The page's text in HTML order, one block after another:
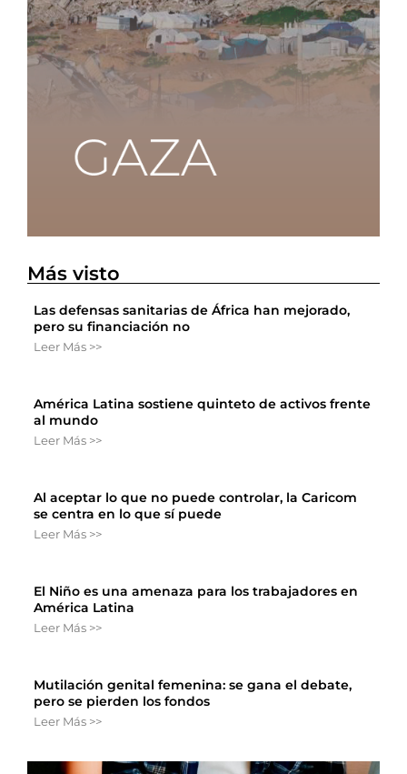
Más visto
Las defensas sanitarias de África han mejorado,
pero su financiación no
Leer Más >>
América Latina sostiene quinteto de activos frente
al mundo
Leer Más >>
Al aceptar lo que no puede controlar, la Caricom
se centra en lo que sí puede
Leer Más >>
El Niño es una amenaza para los trabajadores en
América Latina
Leer Más >>
Mutilación genital femenina: se gana el debate,
pero se pierden los fondos
Leer Más >>